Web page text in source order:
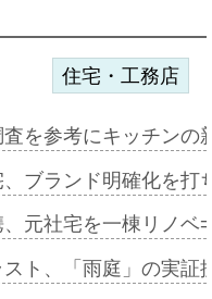
住宅・工務店
を参考にキッチン
ブランド明確化を
、元社宅を一棟リノ
ト、「雨庭」の実